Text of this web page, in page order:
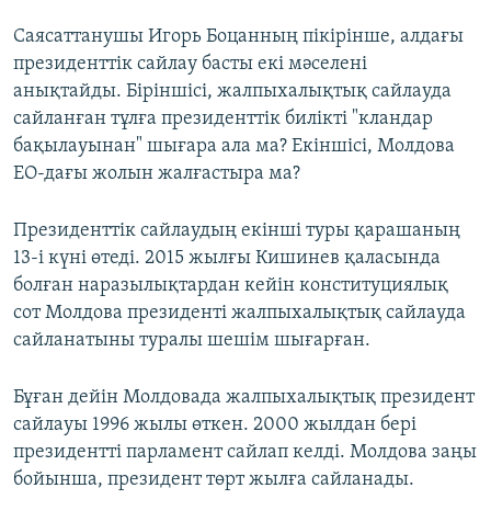
Саясаттанушы Игорь Боцанның пікірінше, алдағы
президенттік сайлау басты екі мәселені
анықтайды. Біріншісі, жалпыхалықтық сайлауда
сайланған тұлға президенттік билікті "кландар
бақылауынан" шығара ала ма? Екіншісі, Молдова
ЕО-дағы жолын жалғастыра ма?
Президенттік сайлаудың екінші туры қарашаның
13-і күні өтеді. 2015 жылғы Кишинев қаласында
болған наразылықтардан кейін конституциялық
сот Молдова президенті жалпыхалықтық сайлауда
сайланатыны туралы шешім шығарған.
Бұған дейін Молдовада жалпыхалықтық президент
сайлауы 1996 жылы өткен. 2000 жылдан бері
президентті парламент сайлап келді. Молдова заңы
бойынша, президент төрт жылға сайланады.